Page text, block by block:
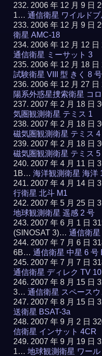
2006 年 12 月 9 日
1…通信衛星 ワイルドブ
2006 年 12 月 9 日
衛星 AMC-18
2006 年 12 月 12
通信衛星 ミーサット 3
2006 年 12 月 18
試験衛星 VIII 型 きく 8
2006 年 12 月 27
陽系外惑星捜索衛星 コ
2007 年 2 月 18 日
気圏観測衛星 テミス 1
2007 年 2 月 18 日
磁気圏観測衛星 テミス 4
2007 年 2 月 18 日
磁気圏観測衛星 テミス 5
2007 年 4 月 11 日
1B…海洋観測衛星 海洋
2007 年 4 月 14 日
行衛星 北斗 M1
2007 年 5 月 25 日
地球観測衛星 遥感 2 号
2007 年 6 月 1 日
(SINOSAT 3)…通信衛
2007 年 7 月 6 日
6B…通信衛星 中星 6 号
2007 年 7 月 7 日
通信衛星 ディレク TV 10
2007 年 8 月 15 日
3…通信衛星 スペース
2007 年 8 月 15 日
送衛星 BSAT-3a
2007 年 9 月 2 日
信衛星 インサット 4CR
2007 年 9 月 19 日
1…地球観測衛星 ワー